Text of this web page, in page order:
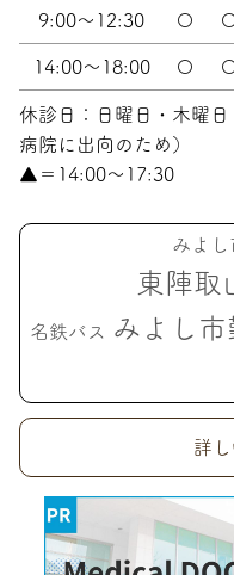
9:00〜12:30 〇
14:00〜18:00 〇
休診日：日曜日・木曜
病院に出向のため）
▲＝14:00〜17:30
みよし
東陣取
名鉄バス みよし
詳